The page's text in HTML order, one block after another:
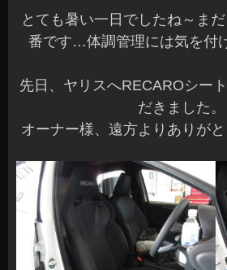
とても暑い一日でしたね～ま
番です…体調管理には気を付
先日、ヤリスへRECAROシー
だきました。
オーナー様、遠方よりありが